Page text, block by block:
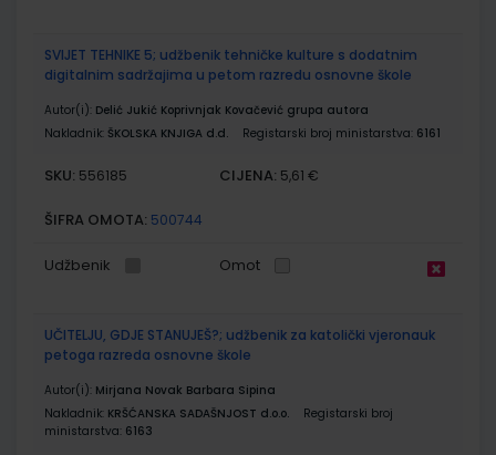
SVIJET TEHNIKE 5; udžbenik tehničke kulture s dodatnim
digitalnim sadržajima u petom razredu osnovne škole
Autor(i): Delić Jukić Koprivnjak Kovačević grupa autora
Nakladnik: ŠKOLSKA KNJIGA d.d. Registarski broj ministarstva: 6161
SKU: 556185 CIJENA: 5,61 €
ŠIFRA OMOTA: 500744
Udžbenik Omot
UČITELJU, GDJE STANUJEŠ?; udžbenik za katolički vjeronauk
petoga razreda osnovne škole
Autor(i): Mirjana Novak Barbara Sipina
Nakladnik: KRŠĆANSKA SADAŠNJOST d.o.o.
Registarski broj
ministarstva: 6163